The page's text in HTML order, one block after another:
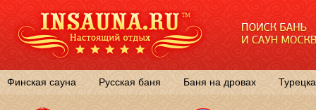
Финская сауна Русская баня Баня на дровах